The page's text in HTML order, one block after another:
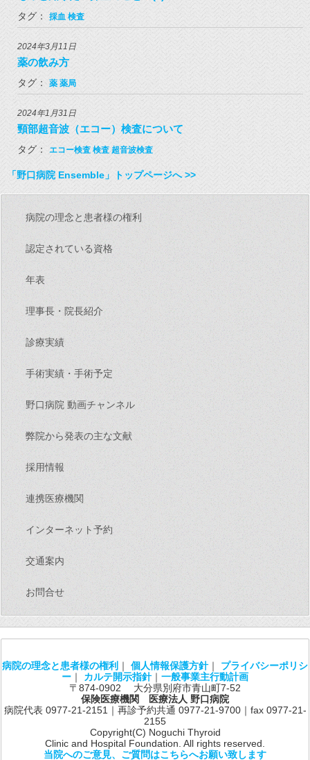
タグ： 採血 検査
2024年3月11日
薬の飲み方
タグ： 薬 薬局
2024年1月31日
頸部超音波（エコー）検査について
タグ： エコー検査 検査 超音波検査
「野口病院 Ensemble」トップページへ >>
病院の理念と患者様の権利
認定されている資格
年表
理事長・院長紹介
診療実績
手術実績・手術予定
野口病院 動画チャンネル
弊院から発表の主な文献
採用情報
連携医療機関
インターネット予約
交通案内
お問合せ
病院の理念と患者様の権利 ｜ 個人情報保護方針｜ プライバシーポリシ
ー ｜ カルテ開示指針｜ 一般事業主行動計画
〒874-0902 大分県別府市青山町7-52
保険医療機関 医療法人 野口病院
病院代表 0977-21-2151｜再診予約共通 0977-21-9700｜fax 0977-21-
2155
Copyright(C) Noguchi Thyroid
Clinic and Hospital Foundation. All rights reserved.
当院へのご意見、ご質問はこちらへお願い致します